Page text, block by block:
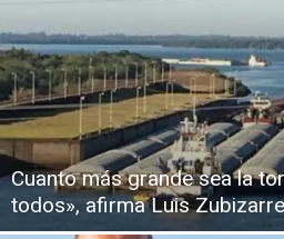
Cuanto más grande sea la
todos», afirma Luis